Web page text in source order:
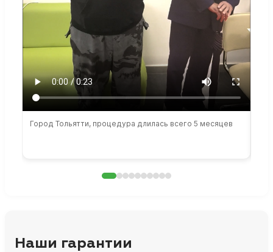
Город Тольятти, процедура длилась всего 5 месяцев
Наши гарантии